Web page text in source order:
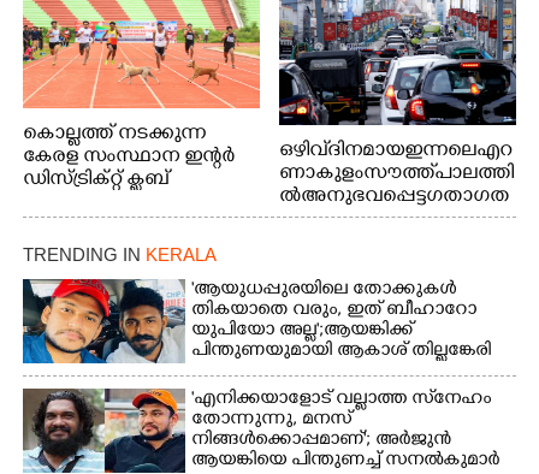
കൊല്ലത്ത് നടക്കുന്ന
കേരള സംസ്ഥാന ഇന്റർ
ഡിസ്ട്രിക്റ്റ് ക്ലബ്
ചാമ്പ്യൻഷിപ്പിൽ അണ്ടർ
20 ആൺകുട്ടികളുടെ 200
മത്സരത്തിനിടെ സിന്തറ്റിക്
ട്രാക്കിന് കുറുകെ ഓടുന്ന
നായകൾ.
ഒഴിവ് ദിനമായ ഇന്നലെ എറ
ണാകുളം സൗത്ത് പാലത്തി
ൽ അനുഭവപ്പെട്ട ഗതാഗത
ക്കുരുക്ക്
TRENDING IN KERALA
'ആയുധപ്പുരയിലെ തോക്കുകൾ
തികയാതെ വരും, ഇത് ബീഹാറോ
യുപിയോ അല്ല';ആയങ്കിക്ക്
പിന്തുണയുമായി ആകാശ് തില്ലങ്കേരി
'എനിക്കയാളോട് വല്ലാത്ത സ്‌നേഹം
തോന്നുന്നു, മനസ്
നിങ്ങൾക്കൊപ്പമാണ്'; അർജുൻ
ആയങ്കിയെ പിന്തുണച്ച് സനൽകുമാർ